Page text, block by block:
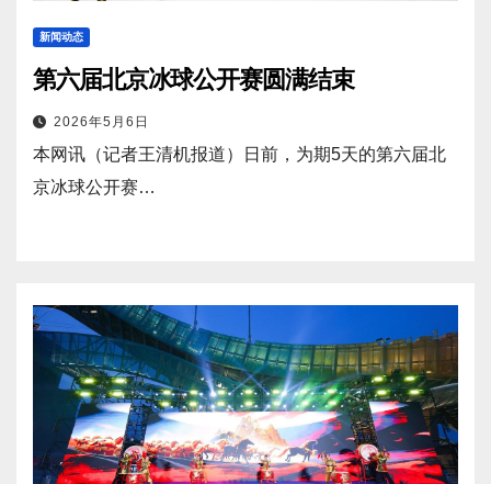
新闻动态
第六届北京冰球公开赛圆满结束
2026年5月6日
本网讯（记者王清机报道）日前，为期5天的第六届北
京冰球公开赛…